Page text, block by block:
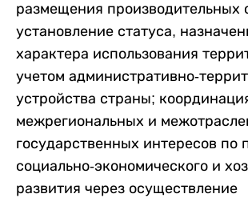
размещения производительных
установление статуса,
характера использования
учетом административно-
устройства страны;
межрегиональных и
государственных интересов по
социально-экономического и
развития через осуществление